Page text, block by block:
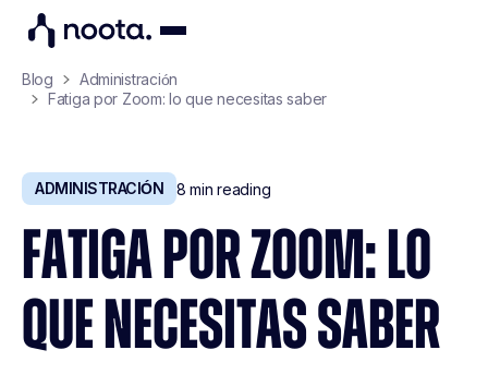
Blog
Administración
Fatiga por Zoom: lo que necesitas saber
ADMINISTRACIÓN 8 min reading
FATIGA POR ZOOM: LO
QUE NECESITAS SABER